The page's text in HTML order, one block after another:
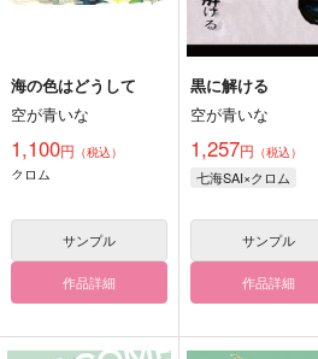
海の色はどうして
空が青いな
1,100円 （税込）
クロム
サンプル
作品詳細
黒に解ける
空が青いな
1,257円 （税込）
七海SAI×クロム
サンプル
作品詳細